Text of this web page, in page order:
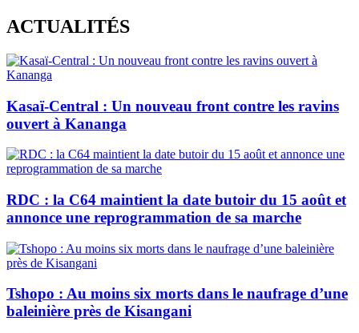
Skip
to
content
ACTUALITÉS
Kasaï-Central : Un nouveau front contre les ravins
ouvert à Kananga
RDC : la C64 maintient la date butoir du 15 août et
annonce une reprogrammation de sa marche
Tshopo : Au moins six morts dans le naufrage d’une
baleinière près de Kisangani